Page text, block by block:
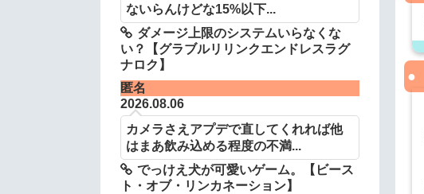
ないらんけどな15%以下...
ダメージ上限のシステムいらなくな
い？【グラブルリリンクエンドレスラグ
ナロク】
匿名
2026.08.06
カメラさえアプデで直してくれれば他
はまあ飲み込める程度の不満...
でっけえ犬が可愛いゲーム。【ビース
ト・オブ・リンカネーション】